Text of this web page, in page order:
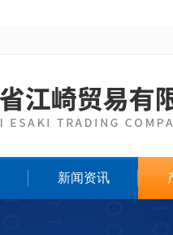
新闻资讯